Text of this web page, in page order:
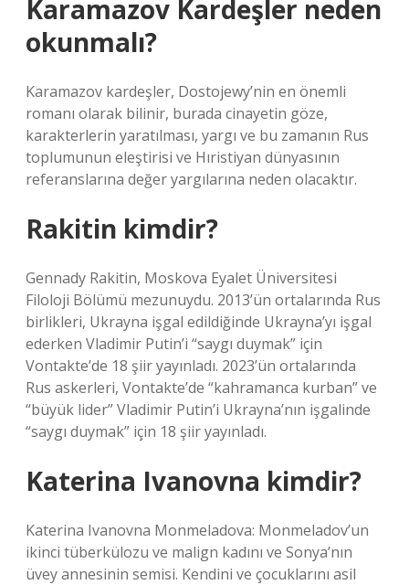
Karamazov Kardeşler neden
okunmalı?
Karamazov kardeşler, Dostojewy’nin en önemli
romanı olarak bilinir, burada cinayetin göze,
karakterlerin yaratılması, yargı ve bu zamanın Rus
toplumunun eleştirisi ve Hıristiyan dünyasının
referanslarına değer yargılarına neden olacaktır.
Rakitin kimdir?
Gennady Rakitin, Moskova Eyalet Üniversitesi
Filoloji Bölümü mezunuydu. 2013’ün ortalarında Rus
birlikleri, Ukrayna işgal edildiğinde Ukrayna’yı işgal
ederken Vladimir Putin’i “saygı duymak” için
Vontakte’de 18 şiir yayınladı. 2023’ün ortalarında
Rus askerleri, Vontakte’de “kahramanca kurban” ve
“büyük lider” Vladimir Putin’i Ukrayna’nın işgalinde
“saygı duymak” için 18 şiir yayınladı.
Katerina Ivanovna kimdir?
Katerina Ivanovna Monmeladova: Monmeladov’un
ikinci tüberkülozu ve malign kadını ve Sonya’nın
üvey annesinin semisi. Kendini ve çocuklarını asil